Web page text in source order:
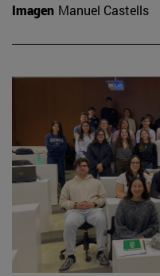
Imagen Manuel Castells